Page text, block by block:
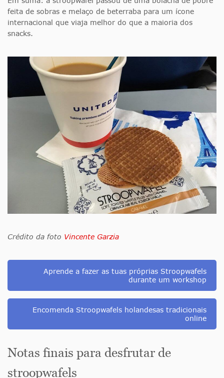
feita de sobras e melaço de beterraba para um ícone
internacional que viaja melhor do que a maioria dos
snacks.
Crédito da foto Vincente Garzia
Aprende a fazer as tuas próprias Stroopwafels
durante um workshop
Encomenda Stroopwafels holandesas tradicionais
online
Notas finais para desfrutar de
stroopwafels